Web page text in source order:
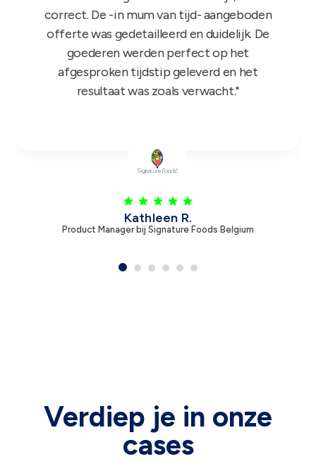
Product Manager bij Zambon
feedback dus nogmaals bedankt!"
Verdiep je in onze
cases